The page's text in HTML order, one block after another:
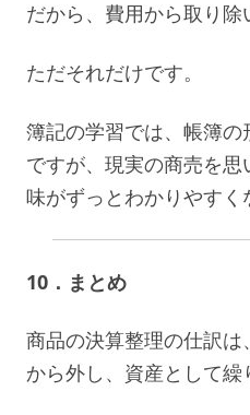
だから、費用から取り除
ただそれだけです。
簿記の学習では、帳簿
ですが、現実の商売を
味がずっとわかりやすく
10．まとめ
商品の決算整理の仕訳
から外し、資産として繰